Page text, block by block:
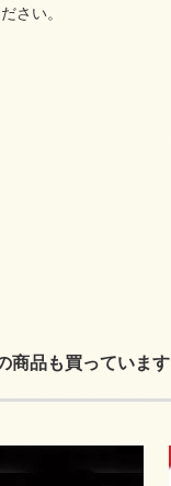
さい。
商品も買っています